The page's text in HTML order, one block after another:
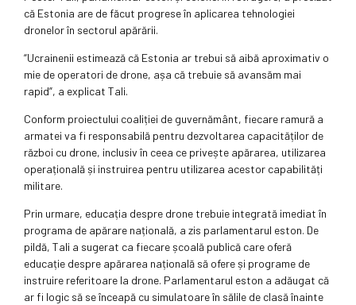
că Estonia are de făcut progrese în aplicarea tehnologiei
dronelor în sectorul apărării.
“Ucrainenii estimează că Estonia ar trebui să aibă aproximativ o
mie de operatori de drone, așa că trebuie să avansăm mai
rapid”, a explicat Tali.
Conform proiectului coaliției de guvernământ, fiecare ramură a
armatei va fi responsabilă pentru dezvoltarea capacităților de
război cu drone, inclusiv în ceea ce privește apărarea, utilizarea
operațională și instruirea pentru utilizarea acestor capabilități
militare.
Prin urmare, educația despre drone trebuie integrată imediat în
programa de apărare națională, a zis parlamentarul eston. De
pildă, Tali a sugerat ca fiecare școală publică care oferă
educație despre apărarea națională să ofere și programe de
instruire referitoare la drone. Parlamentarul eston a adăugat că
ar fi logic să se înceapă cu simulatoare în sălile de clasă înainte